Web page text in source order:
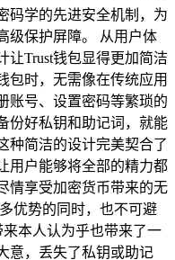
码学的先进安全机制，为
级保护屏障。 从用户体
让Trust钱包显得更加简洁
包时，无需像在传统应用
账号、设置密码等繁琐的
份好私钥和助记词，就能
种简洁的设计完美契合了
用户能够将全部的精力都
情享受加密货币带来的无
优势的同时，也不可避
本人认为乎也带来了一
意，丢失了私钥或助记